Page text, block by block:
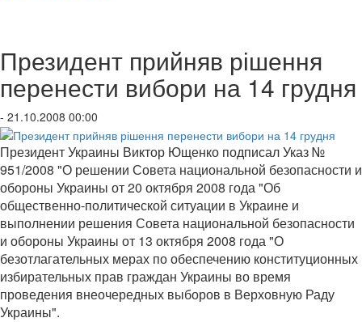
Президент прийняв рішення
перенести вибори на 14 грудня
- 21.10.2008 00:00
Президент Украины Виктор Ющенко подписал Указ №
951/2008 "О решении Совета национальной безопасности и
обороны Украины от 20 октября 2008 года "Об
общественно-политической ситуации в Украине и
выполнении решения Совета национальной безопасности
и обороны Украины от 13 октября 2008 года "О
безотлагательных мерах по обеспечению конституционных
избирательных прав граждан Украины во время
проведения внеочередных выборов в Верховную Раду
Украины".